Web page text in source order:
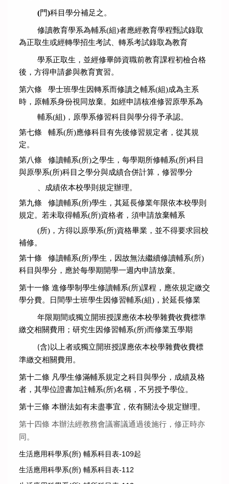
(門)科目學分補足之。
修讀教育學系為輔系(組)者應經教育學程甄試錄取
為正取生或經轉學招生考試、轉系考試錄取為教育
學系正取生，並經修畢師資職前教育課程初檢合格
後，方得申請參與教育實習。
第六條 學士班學生因轉系而修讀之輔系(組)成為主系
時，原輔系身份視同放棄。如經申請核准修習原學系為
輔系(組)，原學系修習科目與學分得予承認。
第七條 輔系(所)應修科目有先後修習規定者，從其規
定。
第八條 修讀輔系(所)之學生，每學期所修輔系(所)科目
與原學系(所)科目之學分與成績合併計算，修習學分
、成績依本校學則規定辦理。
第九條 修讀輔系(所)學生，其延長修業年限依本校學則
規定。若未取得輔系(所)資格者，須申請放棄輔系
(所)，方得以原學系(所)資格畢業，並不得要求回校
補修。
第十條 修讀輔系(所)學生，因故無法繼續修讀輔系(所)
科目與學分，應於每學期開學一週內申請放棄。
第十一條 進修學制學生修讀輔系(所)課程，應依規定繳交
學分費。日間學士班學生因修習輔系(組)，於延長修業
年限期間或獨立開班授課應依本校學雜費收費標準
繳交相關費用；研究生因修習輔系(所)而修業五學期
(含) 以上者或獨立開班授課應依本校學雜費收費標
準繳交相關費用。
第十二條 凡學生修滿輔系規定之科目與學分，成績及格
者，其學位證書加註輔系(所)名稱，不另授予學位。
第十三條 本辦法如有未盡事宜，依有關法令規定辦理。
第十四條 本辦法經教務會議審議通過後施行，修正時亦
同。
生活應用科學系(所) 輔系科目表-109起
生活應用科學系(所) 輔系科目表-112